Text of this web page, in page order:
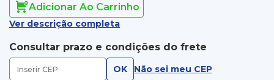
Adicionar Ao Carrinho
Ver descrição completa
Consultar prazo e condições do frete
OK Não sei meu CEP